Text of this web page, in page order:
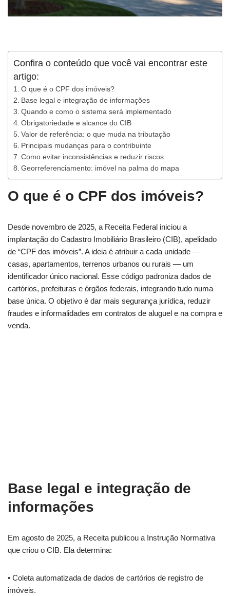
Confira o conteúdo que você vai encontrar este
artigo:
O que é o CPF dos imóveis?
Base legal e integração de informações
Quando e como o sistema será implementado
Obrigatoriedade e alcance do CIB
Valor de referência: o que muda na tributação
Principais mudanças para o contribuinte
Como evitar inconsistências e reduzir riscos
Georreferenciamento: imóvel na palma do mapa
O que é o CPF dos imóveis?
Desde novembro de 2025, a Receita Federal iniciou a
implantação do Cadastro Imobiliário Brasileiro (CIB), apelidado
de “CPF dos imóveis”. A ideia é atribuir a cada unidade —
casas, apartamentos, terrenos urbanos ou rurais — um
identificador único nacional. Esse código padroniza dados de
cartórios, prefeituras e órgãos federais, integrando tudo numa
base única. O objetivo é dar mais segurança jurídica, reduzir
fraudes e informalidades em contratos de aluguel e na compra e
venda.
Base legal e integração de
informações
Em agosto de 2025, a Receita publicou a Instrução Normativa
que criou o CIB. Ela determina:
• Coleta automatizada de dados de cartórios de registro de
imóveis.